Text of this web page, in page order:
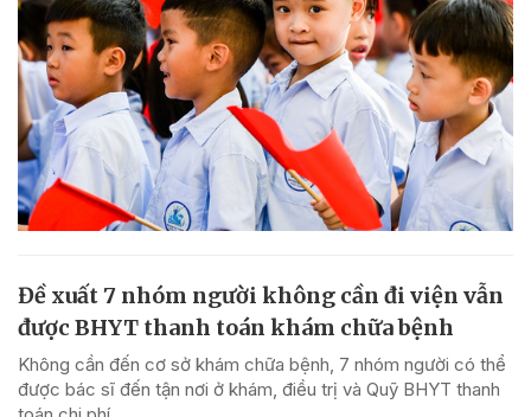
Đề xuất 7 nhóm người không cần đi viện vẫn
được BHYT thanh toán khám chữa bệnh
Không cần đến cơ sở khám chữa bệnh, 7 nhóm người có thể
được bác sĩ đến tận nơi ở khám, điều trị và Quỹ BHYT thanh